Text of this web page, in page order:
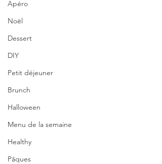
Apéro
Noël
Dessert
DIY
Petit déjeuner
Brunch
Halloween
Menu de la semaine
Healthy
Pâques